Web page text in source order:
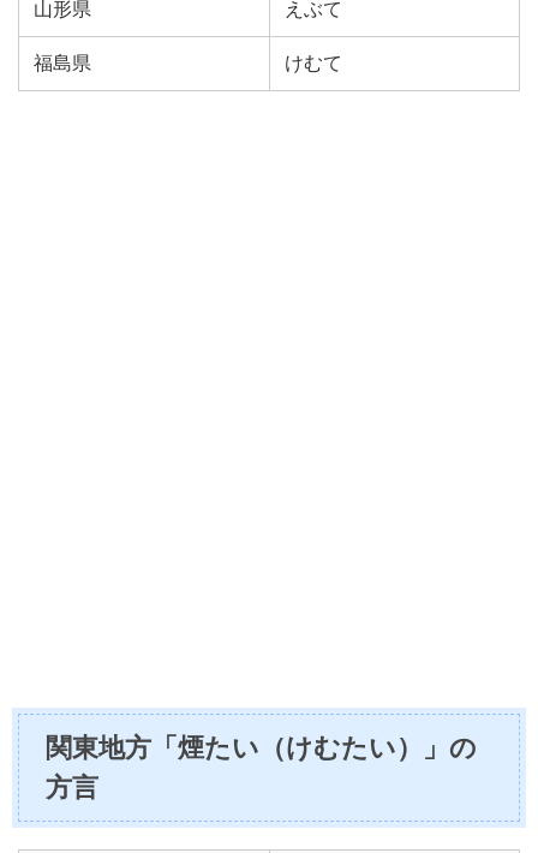
山形県 えぶて
福島県 けむて
関東地方「煙たい（けむたい）」の
方言